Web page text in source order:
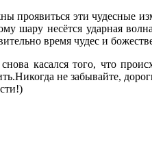
проявиться эти чудесные
шару несётся ударная
время чудес и
касался того, что
не забывайте,